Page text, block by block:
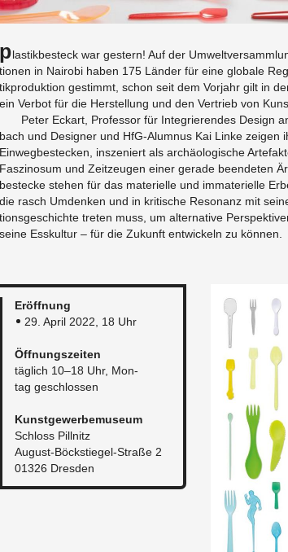
Plas­tikbesteck war gestern! Auf der
tio­nen in Nairobi haben 175 Länder für eine glob­ale
tikpro­duk­tion ges­timmt, schon seit dem Vor­jahr gilt in
ein Ver­bot für die Her­stel­lung und den Ver­trieb von
Peter Eckart, Pro­fes­sor für In­te­gri­eren­des De­sign
bach und De­signer und HfG-Alum­nus Kai Linke zeigen
Ein­wegbestecken, in­sze­niert als archäol­o­gis­che
Faszi­nosum und Zeitzeu­gen einer ger­ade been­de­ten
bestecke ste­hen für das ma­terielle und im­ma­terielle
die rasch Um­denken und in kri­tis­che Res­o­nanz mit
tion­s­geschichte treten muss, um al­ter­na­tive
seine Es­skul­tur – für die Zukunft en­twick­eln zu können.
Eröff­nung
29. April 2022, 18 Uhr
Öff­nungszeiten
täglich 10–18 Uhr, Mon­
tag geschlossen
Kun­st­gewerbe­mu­seum
Schloss Pill­nitz
Au­gust-Böck­stiegel-Straße 2
01326 Dres­den